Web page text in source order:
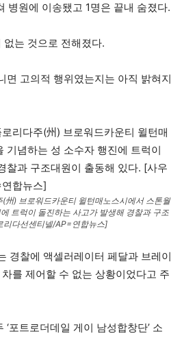
병원에 이송됐고 1명은 끝내 숨졌다.
없는 것으로 전해졌다.
면 고의적 행위였는지는 아직 밝혀지
州) 브로워드카운티 윌턴매노스시에서 스톤월
트럭이 돌진하는 사고가 발생해 경찰과 구조
리다선센티넬/AP=연합뉴스]
경찰에 액셀러레이터 페달과 브레이
를 제어할 수 없는 상황이었다고 주
포트로더데일 게이 남성합창단’ 소